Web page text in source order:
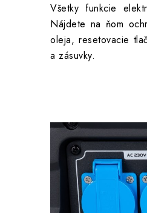
Všetky funkcie
Nájdete na ňom
oleja, resetovacie
a zásuvky.